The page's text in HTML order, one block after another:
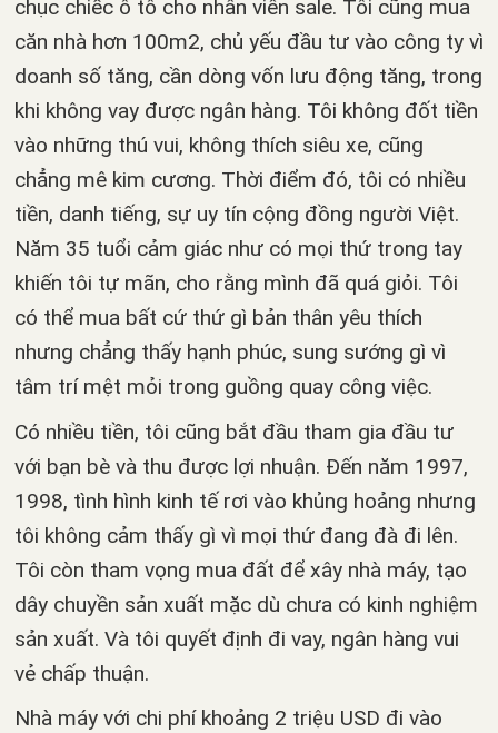
chục chiếc ô tô cho nhân viên sale. Tôi cũng mua
căn nhà hơn 100m2, chủ yếu đầu tư vào công ty vì
doanh số tăng, cần dòng vốn lưu động tăng, trong
khi không vay được ngân hàng. Tôi không đốt tiền
vào những thú vui, không thích siêu xe, cũng
chẳng mê kim cương. Thời điểm đó, tôi có nhiều
tiền, danh tiếng, sự uy tín cộng đồng người Việt.
Năm 35 tuổi cảm giác như có mọi thứ trong tay
khiến tôi tự mãn, cho rằng mình đã quá giỏi. Tôi
có thể mua bất cứ thứ gì bản thân yêu thích
nhưng chẳng thấy hạnh phúc, sung sướng gì vì
tâm trí mệt mỏi trong guồng quay công việc.
Có nhiều tiền, tôi cũng bắt đầu tham gia đầu tư
với bạn bè và thu được lợi nhuận. Đến năm 1997,
1998, tình hình kinh tế rơi vào khủng hoảng nhưng
tôi không cảm thấy gì vì mọi thứ đang đà đi lên.
Tôi còn tham vọng mua đất để xây nhà máy, tạo
dây chuyền sản xuất mặc dù chưa có kinh nghiệm
sản xuất. Và tôi quyết định đi vay, ngân hàng vui
vẻ chấp thuận.
Nhà máy với chi phí khoảng 2 triệu USD đi vào